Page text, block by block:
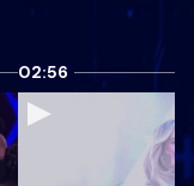
02:56